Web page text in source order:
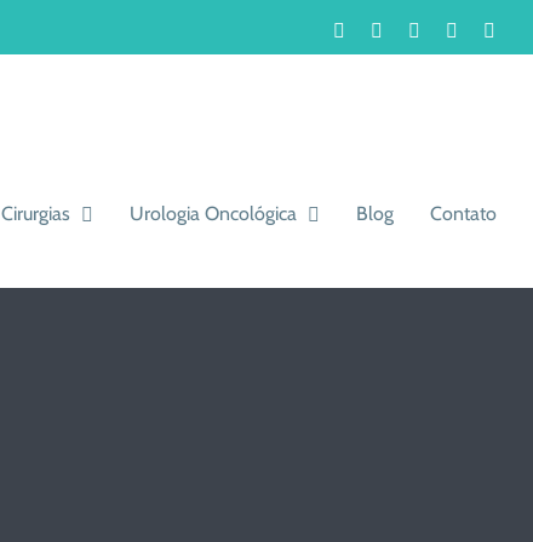
FacebookInstagramLinkedIn
Cirurgias Urologia Oncológica Blog Contato